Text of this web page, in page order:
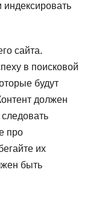
сайта.
в поисковой
будут
должен
про
их
быть